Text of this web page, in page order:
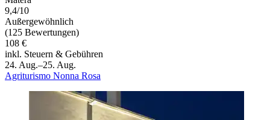
9,4/10
Außergewöhnlich
(125 Bewertungen)
108 €
inkl. Steuern & Gebühren
24. Aug.–25. Aug.
Agriturismo Nonna Rosa